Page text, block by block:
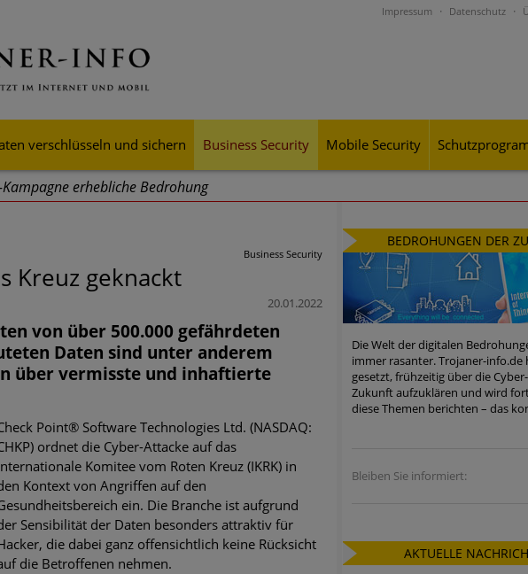
Impressum Datenschutz
verschlüsseln und sichern Business Security Mobile Security
erhebliche Bedrohung
Cyber Crimes 2024: Experten rechnen mit neue Welle an Social-Engineering-
wachsende Risiken, eine immer unübersichtlichere Cyber-Bedrohungslage – was
aller Arten im Fokus der aktuellen Cyber-Bedrohungen
Aufstieg: Mega-Ransomware. Deutsche Unternehmen dürfen
der HTTP-basierten Cyberangriffe lässt Experten vor Tsunami bei Web-
Trend: Führungskräfte im Visier. Was hilft gegen Harpoon Whaling?
Kampagnen mit großen Markennamen – Amazon hat nun reagiert
Business Security
Kreuz geknackt
20.01.2022
von über 500.000 gefährdeten
Daten sind unter anderem
über vermisste und inhaftierte
Point® Software Technologies Ltd. (NASDAQ:
ordnet die Cyber-Attacke auf das
Komitee vom Roten Kreuz (IKRK) in
Kontext von Angriffen auf den
ein. Die Branche ist aufgrund
Sensibilität der Daten besonders attraktiv für
die dabei ganz offensichtlich keine Rücksicht
die Betroffenen nehmen.
BEDROHUNGEN DER
Die Welt der digitalen
immer rasanter. Trojaner-info.de
gesetzt, frühzeitig über die
Zukunft aufzuklären und wird
diese Themen berichten – das
Bleiben Sie informiert:
AKTUELLE